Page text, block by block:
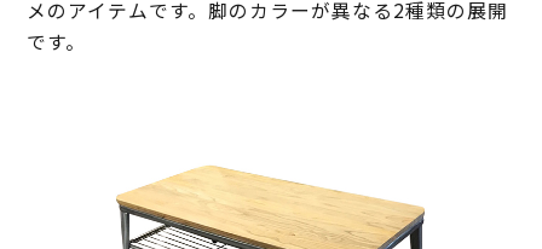
メのアイテムです。脚のカラーが異なる2種類の展開
です。